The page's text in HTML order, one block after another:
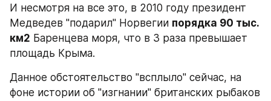
И несмотря на все это, в 2010 году президент
Медведев "подарил" Норвегии порядка 90 тыс.
км2 Баренцева моря, что в 3 раза превышает
площадь Крыма.
Данное обстоятельство "всплыло" сейчас, на
фоне истории об "изгнании" британских рыбаков